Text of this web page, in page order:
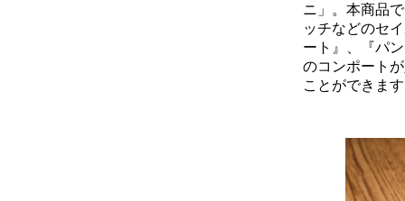
ニ」。本商品
ッチなどのセ
ート』、『パ
のコンポート
ことができます